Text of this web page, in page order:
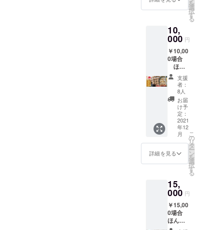
す。 チ
ケット
の有効
期
間/2021
年 11月
12日
(金）13
日(土）
14日
(日）イ
ベント
開催期
間 あ
とバル
表記の
あるお
で。ほ
んまも
HPで確
認くだ
さい。
※チケッ
トはお
の後、
原則、
特設販
売所に
て引き
換え願
いま
す。 ※4
枚以上
ご希望
の方は
当日、
特設販
売所に
てお申
しつけ
くださ
3,000円
加購入
できま
す。 チ
ケット
の有効
期
を
選
択
す
る
10,
000 円
￥10,00
0場合
ほん
まもん
バルギ
フト+バ
ルチ
ケット1
セット
●ほんま
もんバ
ルギフ
ト 大
阪名物
のたこ
焼きと
焼きを
詰め合
わせた
「お手
軽セッ
ト」 た
支援
者：
8人
お届
け予
定：
2021
年12
月
詳細を見る
こ
の
リ
タ
ー
ン
を
選
択
す
る
15,
000 円
￥15,00
0場合
ほんま
もんバ